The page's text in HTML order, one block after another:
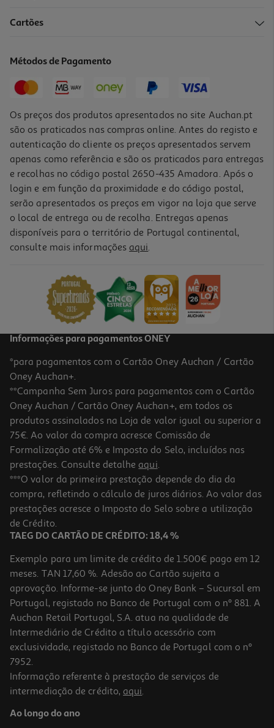
Cartões
Métodos de Pagamento
Os preços dos produtos apresentados no site Auchan.pt
são os praticados nas compras online. Antes do registo e
autenticação do cliente os preços apresentados servem
apenas como referência e são os praticados para entregas
e recolhas no código postal 2650-435 Amadora. Após o
login e em função da proximidade e do código postal,
serão apresentados os preços em vigor na loja que serve
o local de entrega ou de recolha. Entregas apenas
disponíveis para o território de Portugal continental,
consulte mais informações aqui.
Informações para pagamentos ONEY
*para pagamentos com o Cartão Oney Auchan / Cartão
Oney Auchan+.
**Campanha Sem Juros para pagamentos com o Cartão
Oney Auchan / Cartão Oney Auchan+, em todos os
produtos assinalados na Loja de valor igual ou superior a
75€. Ao valor da compra acresce Comissão de
Formalização até 6% e Imposto do Selo, incluídos nas
prestações. Consulte detalhe aqui.
***O valor da primeira prestação depende do dia da
compra, refletindo o cálculo de juros diários. Ao valor das
prestações acresce o Imposto do Selo sobre a utilização
de Crédito.
TAEG DO CARTÃO DE CRÉDITO: 18,4 %
Exemplo para um limite de crédito de 1.500€ pago em 12
meses. TAN 17,60 %. Adesão ao Cartão sujeita a
aprovação. Informe-se junto do Oney Bank – Sucursal em
Portugal, registado no Banco de Portugal com o nº 881. A
Auchan Retail Portugal, S.A. atua na qualidade de
Intermediário de Crédito a título acessório com
exclusividade, registado no Banco de Portugal com o nº
7952.
Informação referente à prestação de serviços de
intermediação de crédito, aqui.
Ao longo do ano